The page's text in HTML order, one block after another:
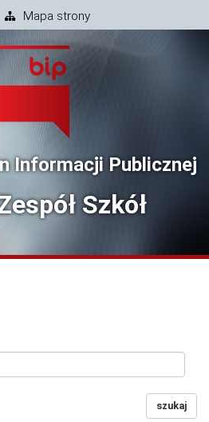
Mapa strony
Informacji Publicznej
Szkół
szukaj